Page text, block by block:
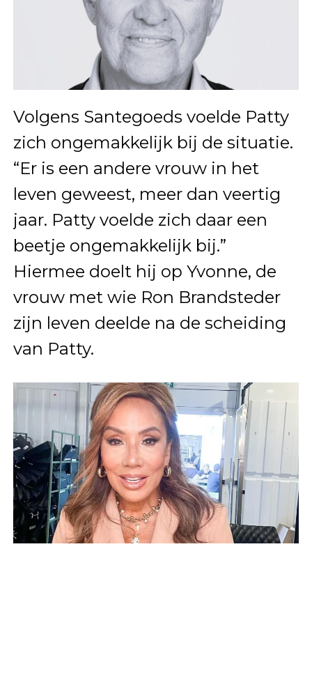
Volgens Santegoeds voelde Patty
zich ongemakkelijk bij de situatie.
“Er is een andere vrouw in het
leven geweest, meer dan veertig
jaar. Patty voelde zich daar een
beetje ongemakkelijk bij.”
Hiermee doelt hij op Yvonne, de
vrouw met wie Ron Brandsteder
zijn leven deelde na de scheiding
van Patty.